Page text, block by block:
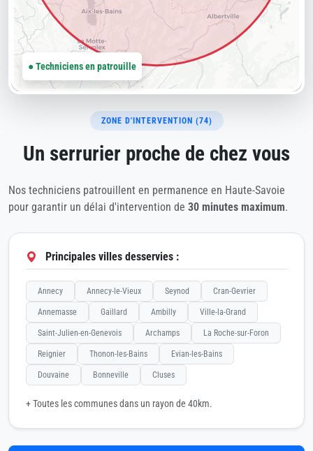
ZONE D'INTERVENTION (74)
Un serrurier proche de chez vous
Nos techniciens patrouillent en permanence en Haute-Savoie
pour garantir un délai d'intervention de 30 minutes maximum.
Principales villes desservies :
Annecy Annecy-le-Vieux Seynod Cran-Gevrier
Annemasse Gaillard Ambilly Ville-la-Grand
Saint-Julien-en-Genevois Archamps La Roche-sur-Foron
Reignier Thonon-les-Bains Evian-les-Bains
Douvaine Bonneville Cluses
+ Toutes les communes dans un rayon de 40km.
● Techniciens en patrouille